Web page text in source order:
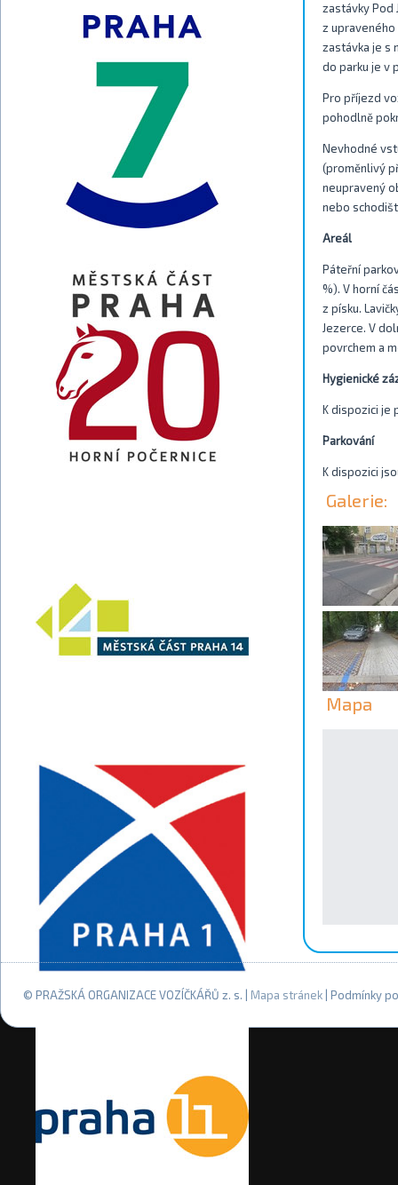
zastávky Pod
z
zastávka je s
do parku je v
Pro příjezd
pohodlně
Nevhodné
(proměnlivý
neupravený
nebo
Areál
Páteřní
%). V horní
z písku.
Jezerce. V
povrchem a
Hygienické
K dispozici je
Parkování
K dispozici
Galerie:
Mapa
© PRAŽSKÁ ORGANIZACE VOZÍČKÁŘŮ z. s. | Mapa stránek | Podmínky